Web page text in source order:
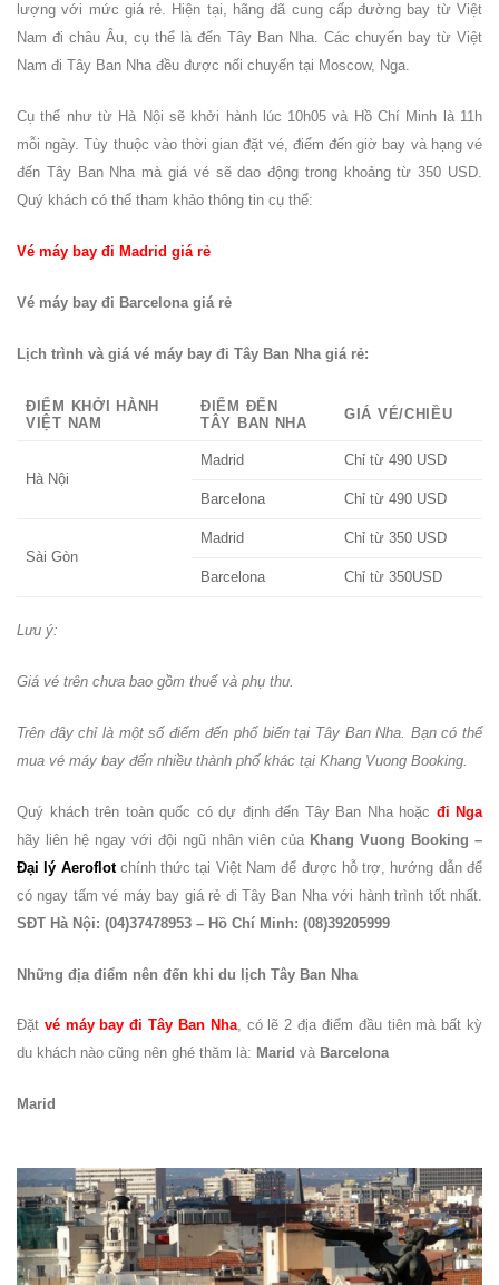
lượng với mức giá rẻ. Hiện tại, hãng đã cung cấp đường bay từ Việt
Nam đi châu Âu, cụ thể là đến Tây Ban Nha. Các chuyến bay từ Việt
Nam đi Tây Ban Nha đều được nối chuyến tại Moscow, Nga.
Cụ thể như từ Hà Nội sẽ khởi hành lúc 10h05 và Hồ Chí Minh là 11h
mỗi ngày. Tùy thuộc vào thời gian đặt vé, điểm đến giờ bay và hạng vé
đến Tây Ban Nha mà giá vé sẽ dao động trong khoảng từ 350 USD.
Quý khách có thể tham khảo thông tin cụ thể:
Vé máy bay đi Madrid giá rẻ
Vé máy bay đi Barcelona giá rẻ
Lịch trình và giá vé máy bay đi Tây Ban Nha giá rẻ:
ĐIỂM KHỞI HÀNH
VIỆT NAM
ĐIỂM ĐẾN
TÂY BAN NHA
GIÁ VÉ/CHIỀU
Hà Nội
Madrid Chỉ từ 490 USD
Barcelona Chỉ từ 490 USD
Sài Gòn
Madrid Chỉ từ 350 USD
Barcelona Chỉ từ 350USD
Lưu ý:
Giá vé trên chưa bao gồm thuế và phụ thu.
Trên đây chỉ là một số điểm đến phổ biến tại Tây Ban Nha. Bạn có thể
mua vé máy bay đến nhiều thành phố khác tại Khang Vuong Booking.
Quý khách trên toàn quốc có dự định đến Tây Ban Nha hoặc đi Nga
hãy liên hệ ngay với đội ngũ nhân viên của Khang Vuong Booking –
Đại lý Aeroflotchính thức tại Việt Nam để được hỗ trợ, hướng dẫn để
có ngay tấm vé máy bay giá rẻ đi Tây Ban Nha với hành trình tốt nhất.
SĐT Hà Nội: (04)37478953 – Hồ Chí Minh: (08)39205999
Những địa điểm nên đến khi du lịch Tây Ban Nha
Đặt vé máy bay đi Tây Ban Nha, có lẽ 2 địa điểm đầu tiên mà bất kỳ
du khách nào cũng nên ghé thăm là: Marid và Barcelona
Marid